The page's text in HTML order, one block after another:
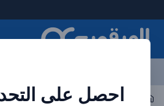
العرقوب - متجر
احصل على
اكسسوارات الجوال شاحن مكتبي